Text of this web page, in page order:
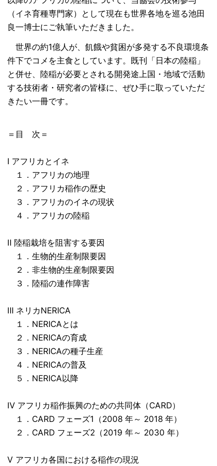
（イネ育種専門家）として現在も世界各地を巡る池田
良一博士にご執筆いただきました。
世界の約1億人が、飢餓や貧困が多発する不良環境条
件下でコメを主食としています。既刊「日本の陸稲」
と併せ、陸稲が必要とされる開発途上国・地域で活動
する技術者・研究者の皆様に、ぜひ手に取っていただ
きたい一冊です。
＝目 次＝
Ⅰ アフリカとイネ
１．アフリカの地理
２．アフリカ稲作の歴史
３．アフリカのイネの現状
４．アフリカの陸稲
Ⅱ 陸稲栽培を阻害する要因
１．生物的生産制限要因
２．非生物的生産制限要因
３．陸稲の連作障害
Ⅲ ネリカNERICA
１．NERICAとは
２．NERICAの育成
３．NERICAの種子生産
４．NERICAの普及
５．NERICA以降
Ⅳ アフリカ稲作振興のための共同体（CARD）
１．CARD フェーズ1（2008 年～ 2018 年）
２．CARD フェーズ2（2019 年～ 2030 年）
Ⅴ アフリカ各国における稲作の現況